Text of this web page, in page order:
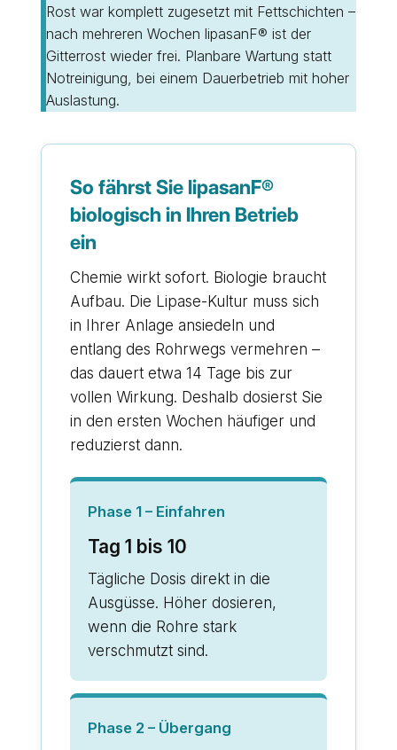
Rost war komplett zugesetzt mit Fettschichten –
nach mehreren Wochen lipasanF® ist der
Gitterrost wieder frei. Planbare Wartung statt
Notreinigung, bei einem Dauerbetrieb mit hoher
Auslastung.
So fährst Sie lipasanF®
biologisch in Ihren Betrieb
ein
Chemie wirkt sofort. Biologie braucht
Aufbau. Die Lipase-Kultur muss sich
in Ihrer Anlage ansiedeln und
entlang des Rohrwegs vermehren –
das dauert etwa 14 Tage bis zur
vollen Wirkung. Deshalb dosierst Sie
in den ersten Wochen häufiger und
reduzierst dann.
Phase 1 – Einfahren
Tag 1 bis 10
Tägliche Dosis direkt in die
Ausgüsse. Höher dosieren,
wenn die Rohre stark
verschmutzt sind.
Phase 2 – Übergang